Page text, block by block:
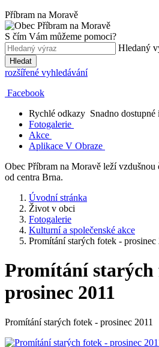
Příbram na Moravě
S čím Vám můžeme pomoci?
Hledaný
Hledat
rozšířené vyhledávání
Facebook
Rychlé odkazy Snadno dostupné
Fotogalerie
Akce
Aplikace V Obraze
Obec Příbram na Moravě leží vzdušnou
od centra Brna.
Úvodní stránka
Život v obci
Fotogalerie
Kulturní a společenské akce
Promítání starých fotek - prosinec
Promítání starých
prosinec 2011
Promítání starých fotek - prosinec 2011